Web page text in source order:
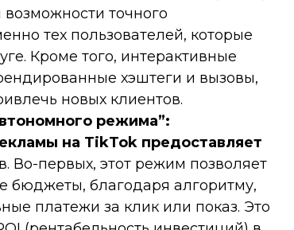
точного
тех пользователей, которые
Кроме того, интерактивные
хэштеги и вызовы,
новых клиентов.
режима”:
на TikTok предоставляет
Во-первых, этот режим позволяет
бюджеты, благодаря алгоритму,
платежи за клик или показ. Это